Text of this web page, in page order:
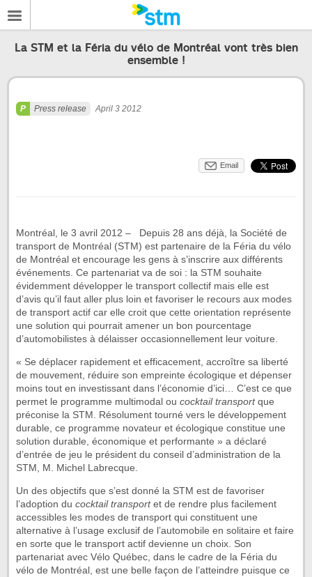
La STM et la Féria du vélo de Montréal vont très bien
ensemble !
Press release April 3 2012
Email
Montréal, le 3 avril 2012 – Depuis 28 ans déjà, la Société de
transport de Montréal (STM) est partenaire de la Féria du vélo
de Montréal et encourage les gens à s’inscrire aux différents
événements. Ce partenariat va de soi : la STM souhaite
évidemment développer le transport collectif mais elle est
d’avis qu’il faut aller plus loin et favoriser le recours aux modes
de transport actif car elle croit que cette orientation représente
une solution qui pourrait amener un bon pourcentage
d’automobilistes à délaisser occasionnellement leur voiture.
« Se déplacer rapidement et efficacement, accroître sa liberté
de mouvement, réduire son empreinte écologique et dépenser
moins tout en investissant dans l’économie d’ici… C’est ce que
permet le programme multimodal ou cocktail transportque
préconise la STM. Résolument tourné vers le développement
durable, ce programme novateur et écologique constitue une
solution durable, économique et performante » a déclaré
d’entrée de jeu le président du conseil d’administration de la
STM, M. Michel Labrecque.
Un des objectifs que s’est donné la STM est de favoriser
l’adoption du cocktail transportet de rendre plus facilement
accessibles les modes de transport qui constituent une
alternative à l’usage exclusif de l’automobile en solitaire et faire
en sorte que le transport actif devienne un choix. Son
partenariat avec Vélo Québec, dans le cadre de la Féria du
vélo de Montréal, est une belle façon de l’atteindre puisque ce